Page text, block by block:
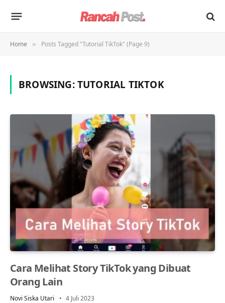
Home » Posts Tagged "Tutorial TikTok" (Page 9)
BROWSING:TUTORIAL TIKTOK
Cara Melihat Story TikTok yang Dibuat
Orang Lain
Novi Siska Utari 4 Juli 2023